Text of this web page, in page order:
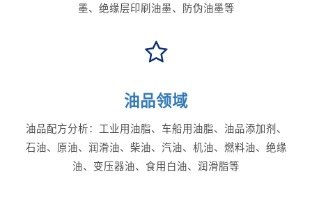
墨、绝缘层印刷油墨、防伪油墨等
油品领域
油品配方分析：工业用油脂、车船用油脂、油品添加剂、
石油、原油、润滑油、柴油、汽油、机油、燃料油、绝缘
油、变压器油、食用白油、润滑脂等